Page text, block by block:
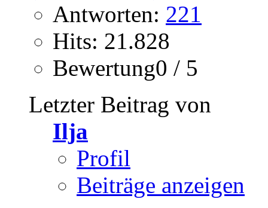
Antworten: 221
Hits: 21.828
Bewertung0 / 5
Letzter Beitrag von
Ilja
Profil
Beiträge anzeigen